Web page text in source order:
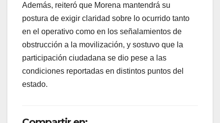
Además, reiteró que Morena mantendrá su
postura de exigir claridad sobre lo ocurrido tanto
en el operativo como en los señalamientos de
obstrucción a la movilización, y sostuvo que la
participación ciudadana se dio pese a las
condiciones reportadas en distintos puntos del
estado.